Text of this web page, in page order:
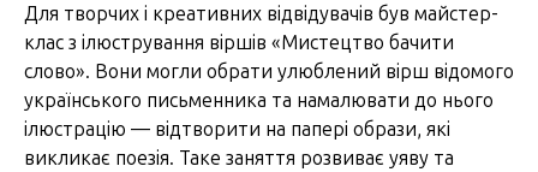
Для творчих і креативних відвідувачів був майстер-
клас з ілюстрування віршів «Мистецтво бачити
слово». Вони могли обрати улюблений вірш відомого
українського письменника та намалювати до нього
ілюстрацію — відтворити на папері образи, які
викликає поезія. Таке заняття розвиває уяву та